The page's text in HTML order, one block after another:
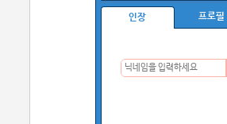
인장 프로필